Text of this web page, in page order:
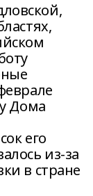
Дома
его
из-за
в стране